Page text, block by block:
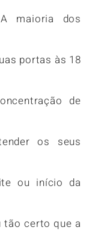
maioria dos
portas às 18
de
os seus
ou início da
tão certo que a